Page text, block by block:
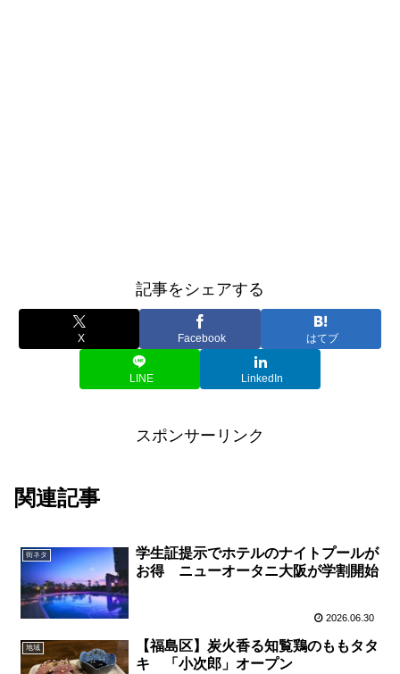
記事をシェアする
X Facebook はてブ
LINE LinkedIn
スポンサーリンク
関連記事
街ネタ
学生証提示でホテルのナイトプールが
お得 ニューオータニ大阪が学割開始
2026.06.30
地域
【福島区】炭火香る知覧鶏のももタタ
キ 「小次郎」オープン